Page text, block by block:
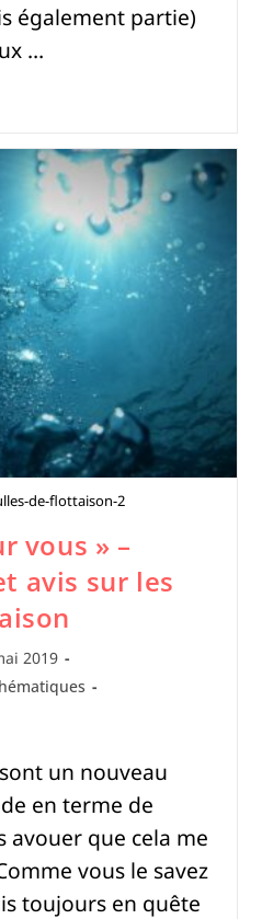
également partie)
…
de-flottaison-2
vous » –
avis sur les
2019
un nouveau
en terme de
avouer que cela me
vous le savez
toujours en quête